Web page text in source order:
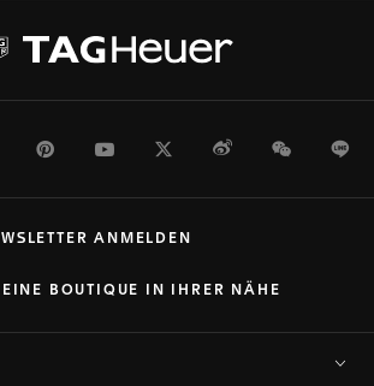
LinkedInPinterestYoutubeTwitterWeiboWeChat
BOUTIQUE IN IHRER NÄHE
ANMELDEN